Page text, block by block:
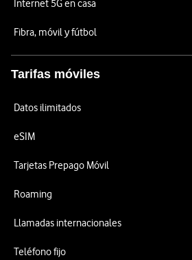
Internet 5G en casa
Fibra, móvil y fútbol
Tarifas móviles
Datos ilimitados
eSIM
Tarjetas Prepago Móvil
Roaming
Llamadas internacionales
Teléfono fijo